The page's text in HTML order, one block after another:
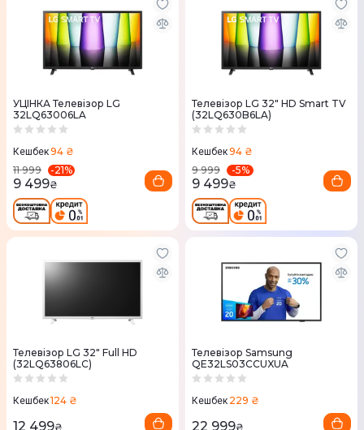
УЦІНКА Телевізор LG
32LQ63006LA
Кешбек94 ₴
11 999
-21%
9 499₴
Телевізор LG 32" HD Smart TV
(32LQ630B6LA)
Кешбек94 ₴
9 999
-5%
9 499₴
Телевізор LG 32" Full HD
(32LQ63806LC)
Кешбек124 ₴
12 499₴
Телевізор Samsung
QE32LS03CCUXUA
Кешбек 229 ₴
22 999₴